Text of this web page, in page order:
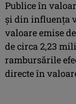
Publice în
şi din influenţa
valoare emise
de circa 2,23
rambursările
directe în